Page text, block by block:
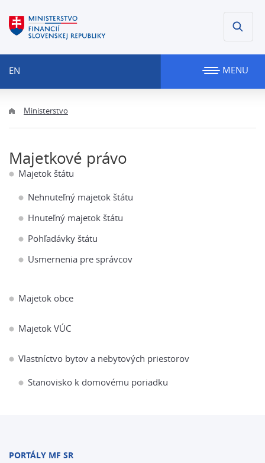
EN MENU
Ministerstvo
Majetkové právo
Majetok štátu
Nehnuteľný majetok štátu
Hnuteľný majetok štátu
Pohľadávky štátu
Usmernenia pre správcov
Majetok obce
Majetok VÚC
Vlastníctvo bytov a nebytových priestorov
Stanovisko k domovému poriadku
PORTÁLY MF SR